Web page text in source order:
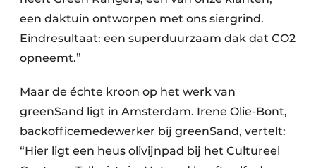
een daktuin ontworpen met ons siergrind.
Eindresultaat: een superduurzaam dak dat CO2
opneemt.”
Maar de échte kroon op het werk van
greenSand ligt in Amsterdam. Irene Olie-Bont,
backofficemedewerker bij greenSand, vertelt:
“Hier ligt een heus olivijnpad bij het Cultureel